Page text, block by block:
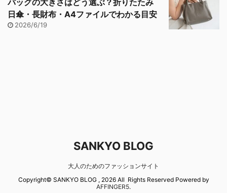
バッグの大きさはどう選ぶ？折りたたみ
日傘・長財布・A4ファイルでわかる目安
2026/6/19
SANKYO BLOG
大人のためのファッションサイト
Copyright© SANKYO BLOG , 2026 All Rights Reserved Powered by
AFFINGER5.